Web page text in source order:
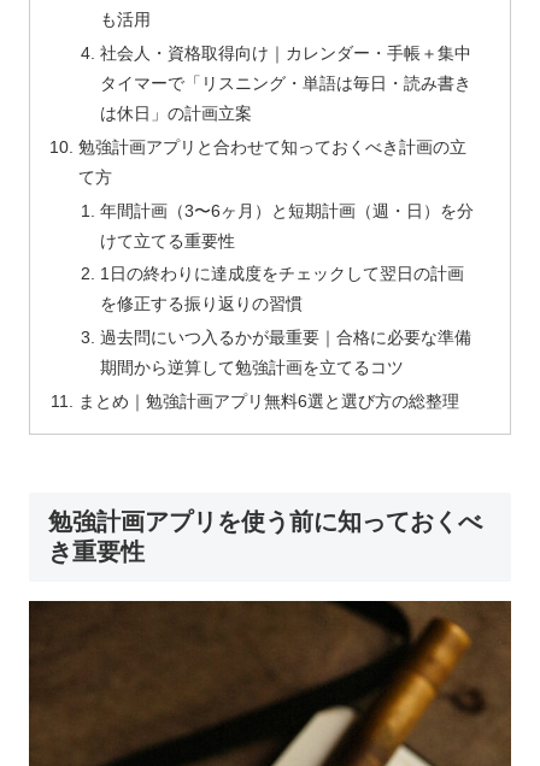
も活用
社会人・資格取得向け｜カレンダー・手帳＋集中
タイマーで「リスニング・単語は毎日・読み書き
は休日」の計画立案
勉強計画アプリと合わせて知っておくべき計画の立
て方
年間計画（3〜6ヶ月）と短期計画（週・日）を分
けて立てる重要性
1日の終わりに達成度をチェックして翌日の計画
を修正する振り返りの習慣
過去問にいつ入るかが最重要｜合格に必要な準備
期間から逆算して勉強計画を立てるコツ
まとめ｜勉強計画アプリ無料6選と選び方の総整理
勉強計画アプリを使う前に知っておくべ
き重要性